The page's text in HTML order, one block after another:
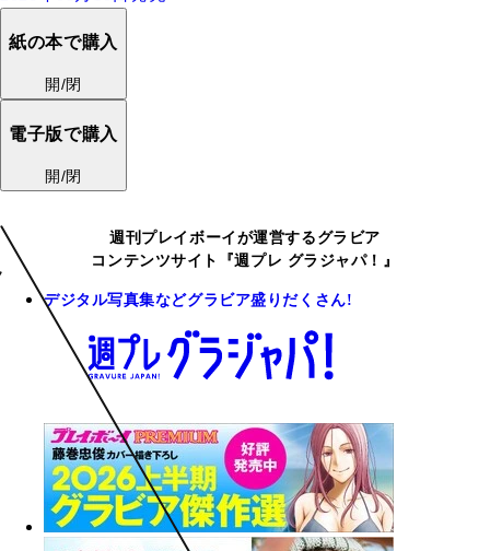
紙の本で購入
開/閉
電子版で購入
開/閉
週刊プレイボーイが運営するグラビア
コンテンツサイト『週プレ グラジャパ！』
デジタル写真集などグラビア盛りだくさん!